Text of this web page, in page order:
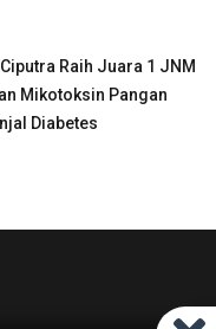
Raih Juara 1 JNM
Mikotoksin Pangan
Diabetes